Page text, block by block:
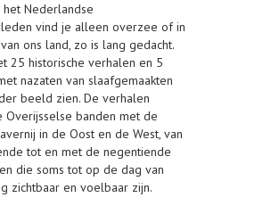
Nederlandse
vind je alleen overzee of in
ons land, zo is lang gedacht.
25 historische verhalen en 5
nazaten van slaafgemaakten
beeld zien. De verhalen
Overijsselse banden met de
in de Oost en de West, van
tot en met de negentiende
die soms tot op de dag van
zichtbaar en voelbaar zijn.